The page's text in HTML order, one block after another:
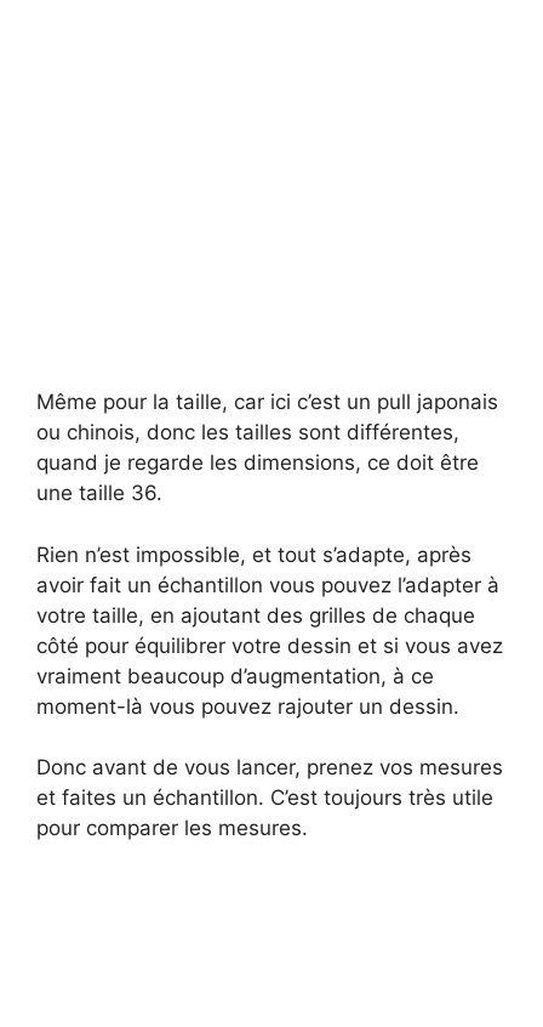
Même pour la taille, car ici c’est un pull japonais
ou chinois, donc les tailles sont différentes,
quand je regarde les dimensions, ce doit être
une taille 36.
Rien n’est impossible, et tout s’adapte, après
avoir fait un échantillon vous pouvez l’adapter à
votre taille, en ajoutant des grilles de chaque
côté pour équilibrer votre dessin et si vous avez
vraiment beaucoup d’augmentation, à ce
moment-là vous pouvez rajouter un dessin.
Donc avant de vous lancer, prenez vos mesures
et faites un échantillon. C’est toujours très utile
pour comparer les mesures.